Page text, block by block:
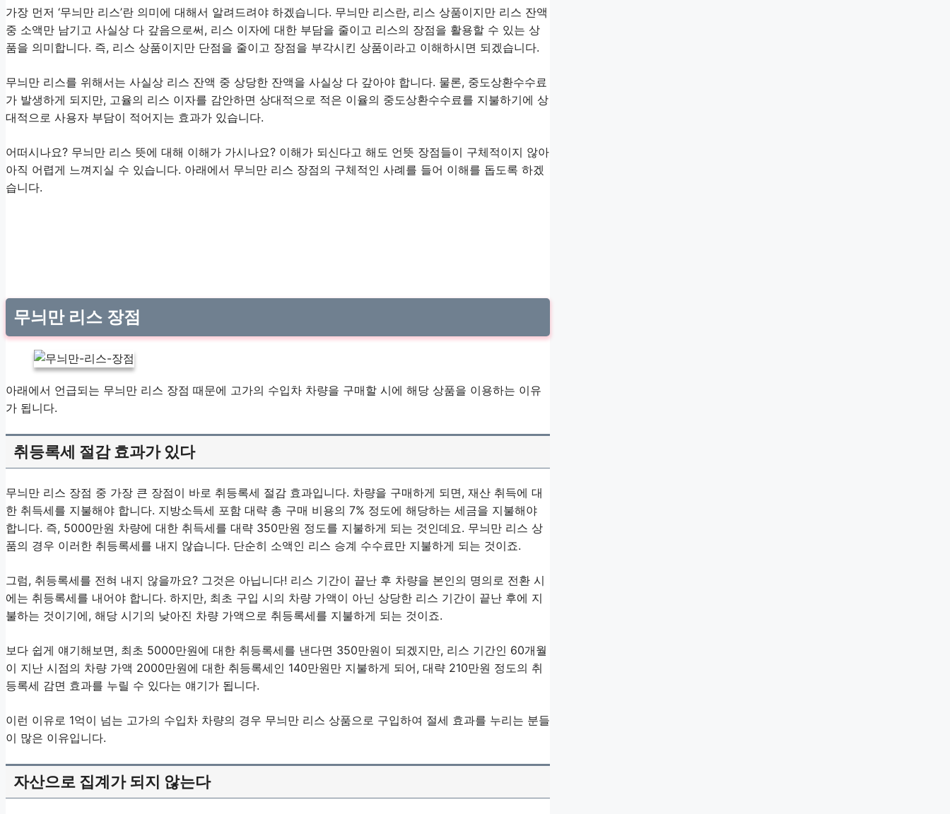
가장 먼저 ‘무늬만 리스’란 의미에 대해서 알려드려야 하겠습니다. 무늬만 리스란, 리스 상품이지만 리스 잔액
중 소액만 남기고 사실상 다 갚음으로써, 리스 이자에 대한 부담을 줄이고 리스의 장점을 활용할 수 있는 상
품을 의미합니다. 즉, 리스 상품이지만 단점을 줄이고 장점을 부각시킨 상품이라고 이해하시면 되겠습니다.
무늬만 리스를 위해서는 사실상 리스 잔액 중 상당한 잔액을 사실상 다 갚아야 합니다. 물론, 중도상환수수료
가 발생하게 되지만, 고율의 리스 이자를 감안하면 상대적으로 적은 이율의 중도상환수수료를 지불하기에 상
대적으로 사용자 부담이 적어지는 효과가 있습니다.
어떠시나요? 무늬만 리스 뜻에 대해 이해가 가시나요? 이해가 되신다고 해도 언뜻 장점들이 구체적이지 않아
아직 어렵게 느껴지실 수 있습니다. 아래에서 무늬만 리스 장점의 구체적인 사례를 들어 이해를 돕도록 하겠
습니다.
무늬만 리스 장점
아래에서 언급되는 무늬만 리스 장점 때문에 고가의 수입차 차량을 구매할 시에 해당 상품을 이용하는 이유
가 됩니다.
취등록세 절감 효과가 있다
무늬만 리스 장점 중 가장 큰 장점이 바로 취등록세 절감 효과입니다. 차량을 구매하게 되면, 재산 취득에 대
한 취득세를 지불해야 합니다. 지방소득세 포함 대략 총 구매 비용의 7% 정도에 해당하는 세금을 지불해야
합니다. 즉, 5000만원 차량에 대한 취득세를 대략 350만원 정도를 지불하게 되는 것인데요. 무늬만 리스 상
품의 경우 이러한 취등록세를 내지 않습니다. 단순히 소액인 리스 승계 수수료만 지불하게 되는 것이죠.
그럼, 취등록세를 전혀 내지 않을까요? 그것은 아닙니다! 리스 기간이 끝난 후 차량을 본인의 명의로 전환 시
에는 취등록세를 내어야 합니다. 하지만, 최초 구입 시의 차량 가액이 아닌 상당한 리스 기간이 끝난 후에 지
불하는 것이기에, 해당 시기의 낮아진 차량 가액으로 취등록세를 지불하게 되는 것이죠.
보다 쉽게 얘기해보면, 최초 5000만원에 대한 취등록세를 낸다면 350만원이 되겠지만, 리스 기간인 60개월
이 지난 시점의 차량 가액 2000만원에 대한 취등록세인 140만원만 지불하게 되어, 대략 210만원 정도의 취
등록세 감면 효과를 누릴 수 있다는 얘기가 됩니다.
이런 이유로 1억이 넘는 고가의 수입차 차량의 경우 무늬만 리스 상품으로 구입하여 절세 효과를 누리는 분들
이 많은 이유입니다.
자산으로 집계가 되지 않는다